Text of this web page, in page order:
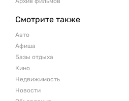
Смотрите также
Авто
Афиша
Базы отдыха
Кино
Недвижимость
Новости